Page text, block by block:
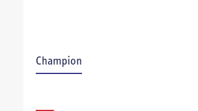
Champion